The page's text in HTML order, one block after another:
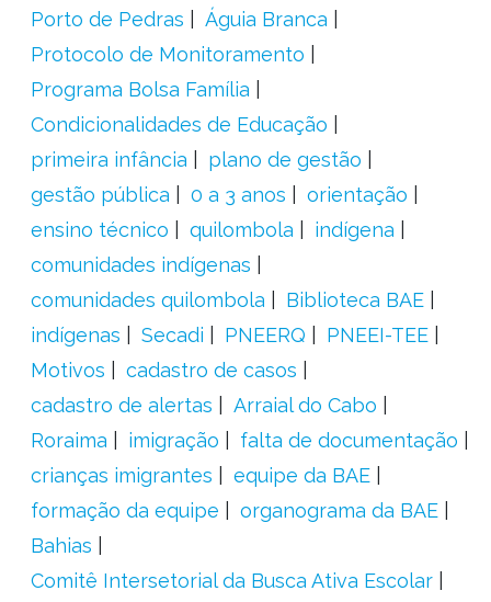
Porto de Pedras
Águia Branca
Protocolo de Monitoramento
Programa Bolsa Família
Condicionalidades de Educação
primeira infância
plano de gestão
gestão pública
0 a 3 anos
orientação
ensino técnico
quilombola
indígena
comunidades indígenas
comunidades quilombola
Biblioteca BAE
indígenas
Secadi PNEERQ
PNEEI-TEE
Motivos
cadastro de casos
cadastro de alertas
Arraial do Cabo
Roraima
imigração
falta de documentação
crianças imigrantes
equipe da BAE
formação da equipe
organograma da BAE
Bahias
Comitê Intersetorial da Busca Ativa Escolar